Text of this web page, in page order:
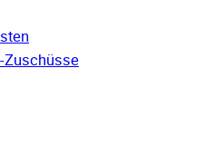
Zuschüsse